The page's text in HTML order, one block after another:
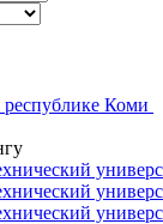
республике Коми